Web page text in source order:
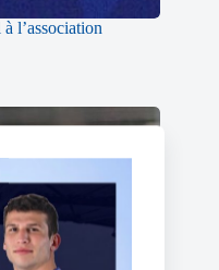
l’association